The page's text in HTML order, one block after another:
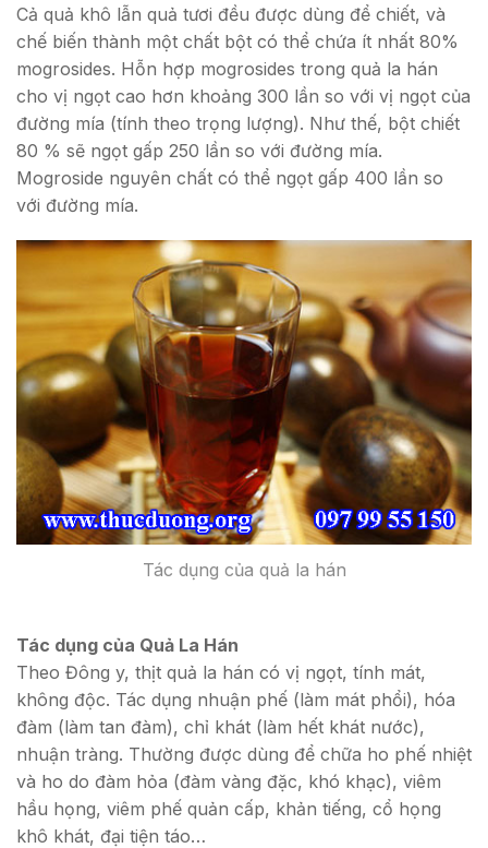
Cả quả khô lẫn quả tươi đều được dùng để chiết, và
chế biến thành một chất bột có thể chứa ít nhất 80%
mogrosides. Hỗn hợp mogrosides trong quả la hán
cho vị ngọt cao hơn khoảng 300 lần so với vị ngọt của
đường mía (tính theo trọng lượng). Như thế, bột chiết
80 % sẽ ngọt gấp 250 lần so với đường mía.
Mogroside nguyên chất có thể ngọt gấp 400 lần so
với đường mía.
Tác dụng của quả la hán
Tác dụng của Quả La Hán
Theo Đông y, thịt quả la hán có vị ngọt, tính mát,
không độc. Tác dụng nhuận phế (làm mát phổi), hóa
đàm (làm tan đàm), chỉ khát (làm hết khát nước),
nhuận tràng. Thường được dùng để chữa ho phế nhiệt
và ho do đàm hỏa (đàm vàng đặc, khó khạc), viêm
hầu họng, viêm phế quản cấp, khản tiếng, cổ họng
khô khát, đại tiện táo…